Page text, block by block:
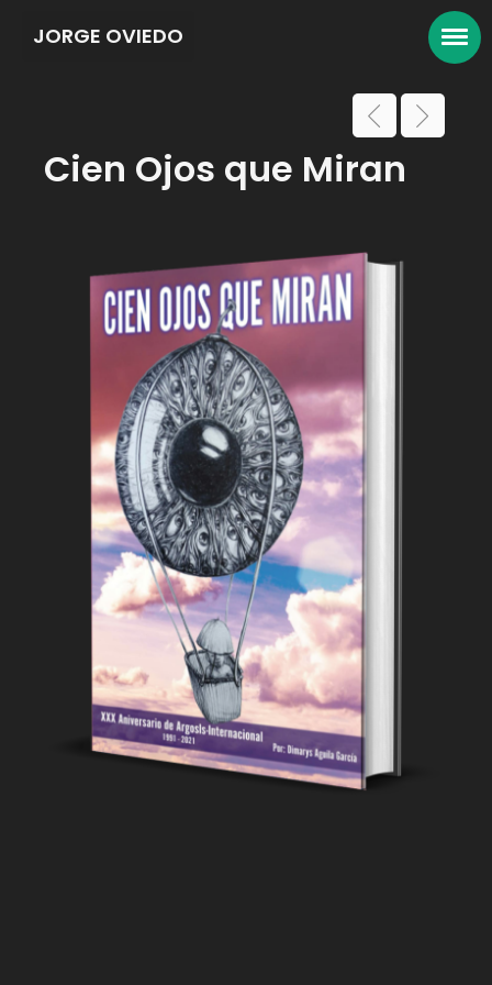
JORGE OVIEDO
Cien Ojos que Miran